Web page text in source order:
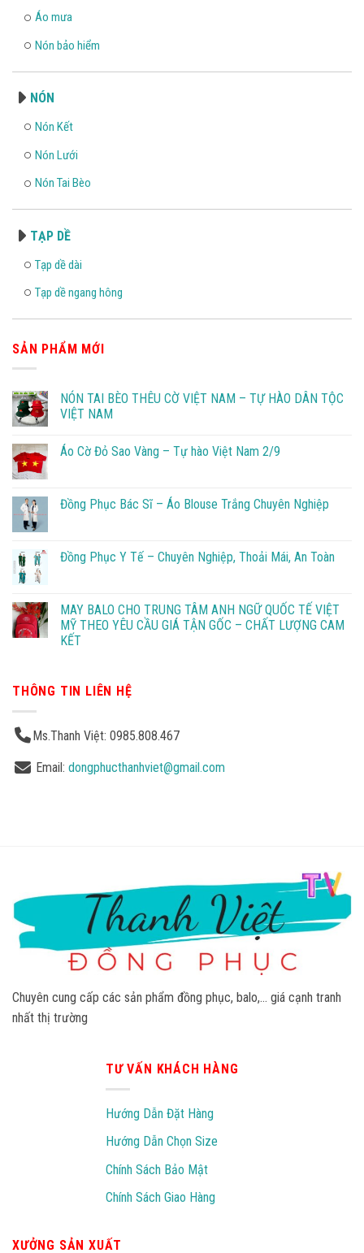
Áo mưa
Nón bảo hiểm
NÓN
Nón Kết
Nón Lưới
Nón Tai Bèo
TẠP DỀ
Tạp dề dài
Tạp dề ngang hông
SẢN PHẨM MỚI
NÓN TAI BÈO THÊU CỜ VIỆT NAM – TỰ HÀO DÂN TỘC
VIỆT NAM
Áo Cờ Đỏ Sao Vàng – Tự hào Việt Nam 2/9
Đồng Phục Bác Sĩ – Áo Blouse Trắng Chuyên Nghiệp
Đồng Phục Y Tế – Chuyên Nghiệp, Thoải Mái, An Toàn
MAY BALO CHO TRUNG TÂM ANH NGỮ QUỐC TẾ VIỆT
MỸ THEO YÊU CẦU GIÁ TẬN GỐC – CHẤT LƯỢNG CAM
KẾT
THÔNG TIN LIÊN HỆ
Ms.Thanh Việt: 0985.808.467
Email: dongphucthanhviet@gmail.com
Chuyên cung cấp các sản phẩm đồng phục, balo,… giá cạnh tranh
nhất thị trường
TƯ VẤN KHÁCH HÀNG
Hướng Dẫn Đặt Hàng
Hướng Dẫn Chọn Size
Chính Sách Bảo Mật
Chính Sách Giao Hàng
XƯỞNG SẢN XUẤT